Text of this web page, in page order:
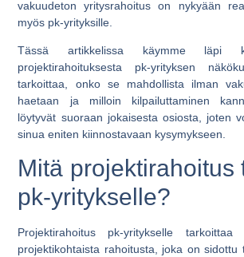
vakuudeton yritysrahoitus on nykyään
myös pk-yrityksille.
Tässä artikkelissa käymme läpi
projektirahoituksesta pk-yrityksen
tarkoittaa, onko se mahdollista ilman
haetaan ja milloin kilpailuttaminen
löytyvät suoraan jokaisesta osiosta, joten
sinua eniten kiinnostavaan kysymykseen.
Mitä projektirahoitus
pk-yritykselle?
Projektirahoitus pk-yritykselle tarkoittaa
projektikohtaista rahoitusta, joka on sidottu